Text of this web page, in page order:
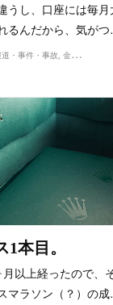
うし、口座には毎月
るんだから、気が
道・事件・事故 金融・為替
1本目。
以上経ったので、
マラソン（？）の